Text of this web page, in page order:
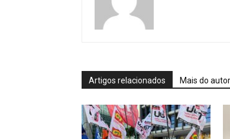
Artigos relacionados Mais do autor